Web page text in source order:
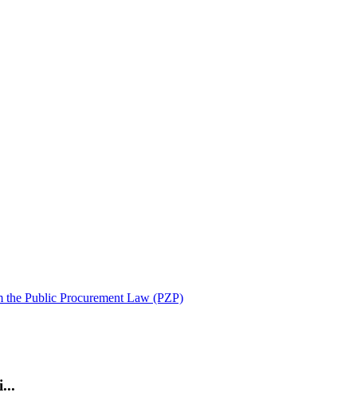
the Public Procurement Law (PZP)